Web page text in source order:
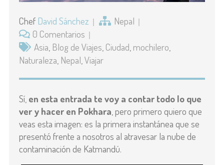
Chef David Sánchez
Nepal
0 Comentarios
Asia Blog de Viajes Ciudad mochilero
Naturaleza Nepal Viajar
Sí, en esta entrada te voy a contar todo lo que
ver y hacer en Pokhara , pero primero quiero que
veas esta imagen: es la primera instantánea que se
presentó frente a nosotros al atravesar la nube de
contaminación de Katmandú.